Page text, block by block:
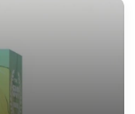
önünde
ve pratik